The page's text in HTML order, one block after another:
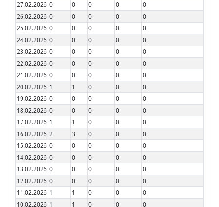
27.02.2026 0 0 0 0
0
26.02.2026 0 0 0 0
0
25.02.2026 0 0 0 0
0
24.02.2026 0 0 0 0
0
23.02.2026 0 0 0 0
0
22.02.2026 0 0 0 0
0
21.02.2026 0 0 0 0
0
20.02.2026 1 1 0 0
0
19.02.2026 0 0 0 0
0
18.02.2026 0 0 0 0
0
17.02.2026 1 1 0 0
0
16.02.2026 2 3 0 0
0
15.02.2026 0 0 0 0
0
14.02.2026 0 0 0 0
0
13.02.2026 0 0 0 0
0
12.02.2026 0 0 0 0
0
11.02.2026 1 1 0 0
0
10.02.2026 1 1 0 0
0